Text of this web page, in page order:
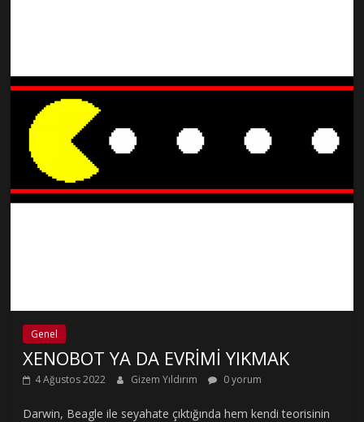
Genel
XENOBOT YA DA EVRİMİ YIKMAK
4 Ağustos 2022 Gizem Yıldırım 0 yorum
Darwin, Beagle ile seyahate çıktığında hem kendi teorisinin